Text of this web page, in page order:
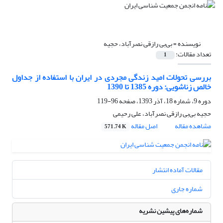
نویسنده =بی‌بی رازقی نصرآباد، حجیه‌
تعداد مقالات: 1
بررسی تحولات امید زندگی مجردی در ایران با استفاده از جداول
خالص زناشویی: دوره 1385 تا 1390
دوره 9، شماره 18، آذر 1393، صفحه
96-119
حجیه‌ بی‌بی رازقی نصرآباد، علی رحیمی
مشاهده مقاله
اصل مقاله 571.74 K
مقالات آماده انتشار
شماره جاری
شماره‌های پیشین نشریه